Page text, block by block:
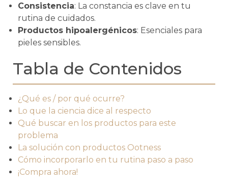
Consistencia: La constancia es clave en tu
rutina de cuidados.
Productos hipoalergénicos: Esenciales para
pieles sensibles.
Tabla de Contenidos
¿Qué es / por qué ocurre?
Lo que la ciencia dice al respecto
Qué buscar en los productos para este
problema
La solución con productos Ootness
Cómo incorporarlo en tu rutina paso a paso
¡Compra ahora!